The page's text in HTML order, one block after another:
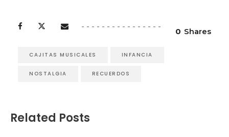
0 Shares
CAJITAS MUSICALES INFANCIA
NOSTALGIA RECUERDOS
Related Posts